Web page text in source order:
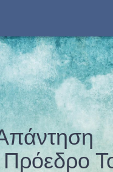
Πρόεδρο